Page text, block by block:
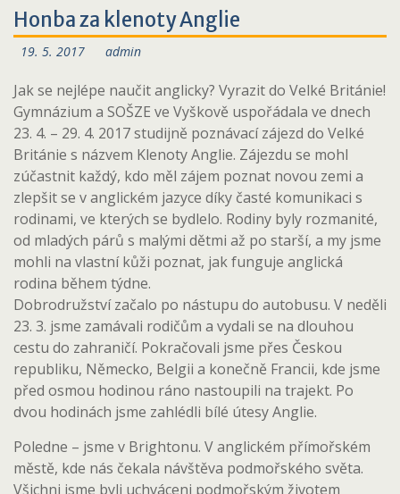
Honba za klenoty Anglie
19. 5. 2017 admin
Jak se nejlépe naučit anglicky? Vyrazit do Velké Británie!
Gymnázium a SOŠZE ve Vyškově uspořádala ve dnech
23. 4. – 29. 4. 2017 studijně poznávací zájezd do Velké
Británie s názvem Klenoty Anglie. Zájezdu se mohl
zúčastnit každý, kdo měl zájem poznat novou zemi a
zlepšit se v anglickém jazyce díky časté komunikaci s
rodinami, ve kterých se bydlelo. Rodiny byly rozmanité,
od mladých párů s malými dětmi až po starší, a my jsme
mohli na vlastní kůži poznat, jak funguje anglická
rodina během týdne.
Dobrodružství začalo po nástupu do autobusu. V neděli
23. 3. jsme zamávali rodičům a vydali se na dlouhou
cestu do zahraničí. Pokračovali jsme přes Českou
republiku, Německo, Belgii a konečně Francii, kde jsme
před osmou hodinou ráno nastoupili na trajekt. Po
dvou hodinách jsme zahlédli bílé útesy Anglie.
Poledne – jsme v Brightonu. V anglickém přímořském
městě, kde nás čekala návštěva podmořského světa.
Všichni jsme byli uchváceni podmořským životem